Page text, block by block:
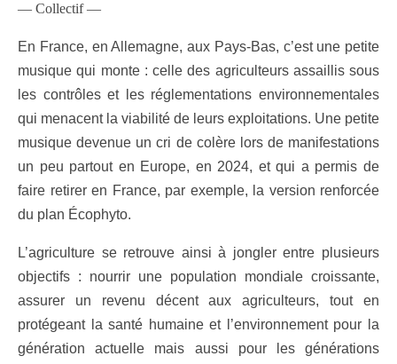
— Collectif —
En France, en Allemagne, aux Pays-Bas, c’est une petite
musique qui monte : celle des agriculteurs assaillis sous
les contrôles et les réglementations environnementales
qui menacent la viabilité de leurs exploitations. Une petite
musique devenue un cri de colère lors de manifestations
un peu partout en Europe, en 2024, et qui a permis de
faire retirer en France, par exemple, la version renforcée
du plan Écophyto.
L’agriculture se retrouve ainsi à jongler entre plusieurs
objectifs : nourrir une population mondiale croissante,
assurer un revenu décent aux agriculteurs, tout en
protégeant la santé humaine et l’environnement pour la
génération actuelle mais aussi pour les générations